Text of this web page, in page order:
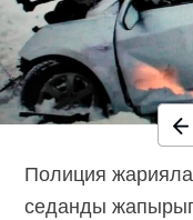
Полиция
седанды жапырып